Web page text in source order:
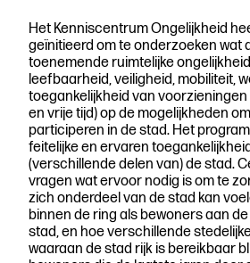
Het Kenniscentrum Ongelijkheid
geïnitieerd om te onderzoeken wat
toenemende ruimtelijke
leefbaarheid, veiligheid, mobiliteit,
toegankelijkheid van voorzieningen
en vrije tijd) op de mogelijkheden
participeren in de stad. Het
feitelijke en ervaren
(verschillende delen van) de stad.
vragen wat ervoor nodig is om te
zich onderdeel van de stad kan
binnen de ring als bewoners aan
stad, en hoe verschillende
waaraan de stad rijk is bereikbaar